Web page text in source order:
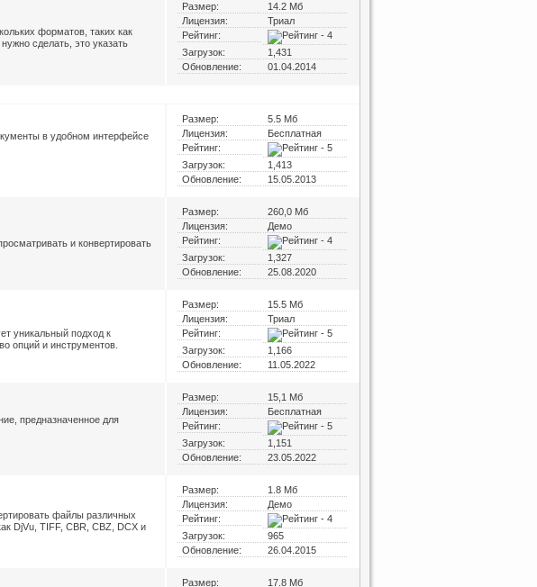
форматов, таких как
сделать, это указать
Размер:
14.2 Мб
Лицензия:
Триал
Рейтинг:
Загрузок:
1,431
Обновление:
01.04.2014
в удобном интерфейсе
Размер:
5.5 Мб
Лицензия:
Бесплатная
Рейтинг:
Загрузок:
1,413
Обновление:
15.05.2013
и конвертировать
Размер:
260,0 Мб
Лицензия:
Демо
Рейтинг:
Загрузок:
1,327
Обновление:
25.08.2020
уникальный подход к
опций и инструментов.
Размер:
15.5 Мб
Лицензия:
Триал
Рейтинг:
Загрузок:
1,166
Обновление:
11.05.2022
предназначенное для
Размер:
15,1 Мб
Лицензия:
Бесплатная
Рейтинг:
Загрузок:
1,151
Обновление:
23.05.2022
файлы различных
DjVu, TIFF, CBR, CBZ, DCX и
Размер:
1.8 Мб
Лицензия:
Демо
Рейтинг:
Загрузок:
965
Обновление:
26.04.2015
Размер:
17.8 Мб